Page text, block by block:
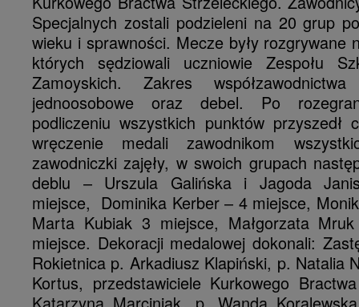
Specjalnych zostali podzieleni na 20 grup
wieku i sprawności. Mecze były rozgrywane
których sędziowali uczniowie Zespołu
Zamoyskich. Zakres
jednoosobowe oraz debel. Po
podliczeniu wszystkich punktów przyszedł
wręczenie medali zawodnikom
zawodniczki zajęły, w swoich grupach
deblu – Urszula Galińska i Jagoda
miejsce, Dominika Kerber – 4 miejsce,
Marta Kubiak 3 miejsce, Małgorzata
miejsce. Dekoracji medalowej dokonali:
Rokietnica p. Arkadiusz Klapiński, p. Natalia
Kortus, przedstawiciele Kurkowego